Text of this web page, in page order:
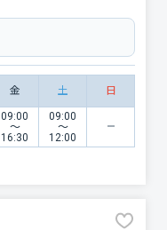
金 土 日
09:00
〜
16:30
09:00
〜
12:00